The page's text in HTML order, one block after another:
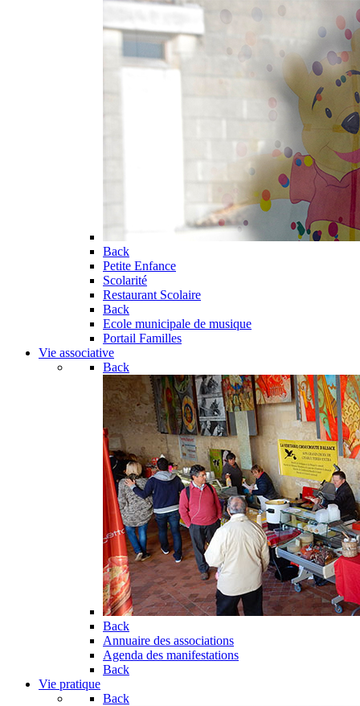
Back
Petite Enfance
Scolarité
Restaurant Scolaire
Back
Ecole municipale de musique
Portail Familles
Vie associative
Back
Back
Annuaire des associations
Agenda des manifestations
Back
Vie pratique
Back